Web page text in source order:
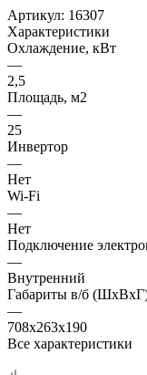
Артикул: 16307
Характеристики
Охлаждение, кВт
—
2,5
Площадь, м2
—
25
Инвертор
—
Нет
Wi-Fi
—
Нет
Подключение
—
Внутренний
Габариты в/б
—
708x263x190
Все характеристики